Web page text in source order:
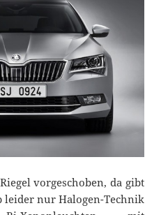
vorgeschoben, da gibt
leider nur Halogen-Technik